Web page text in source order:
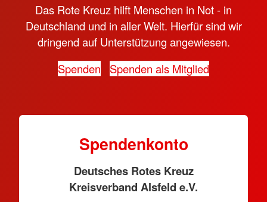
Das Rote Kreuz hilft Menschen in Not - in
Deutschland und in aller Welt. Hierfür sind wir
dringend auf Unterstützung angewiesen.
Spenden
Spenden als Mitglied
Spendenkonto
Deutsches Rotes Kreuz
Kreisverband Alsfeld e.V.